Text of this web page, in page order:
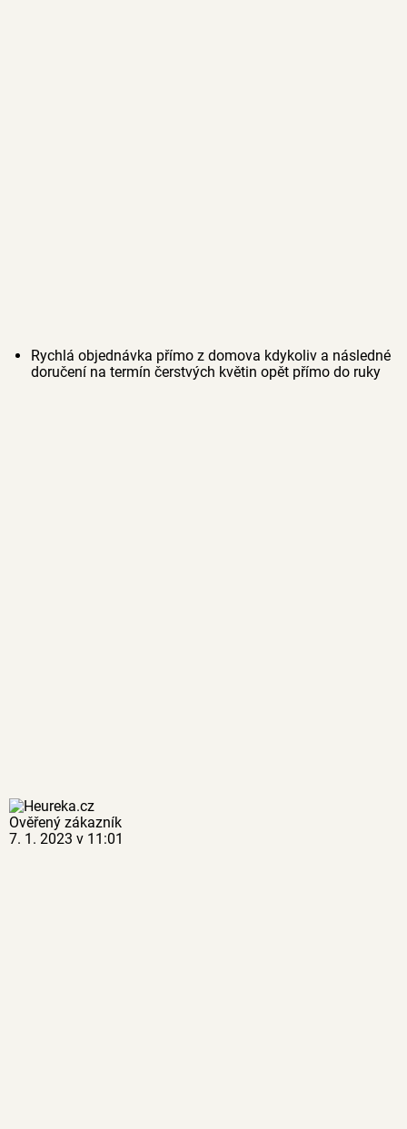
Rychlá objednávka přímo z domova kdykoliv a následné
doručení na termín čerstvých květin opět přímo do ruky
Ověřený zákazník
7. 1. 2023 v 11:01